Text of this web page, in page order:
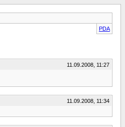
PDA
11.09.2008, 11:27
11.09.2008, 11:34